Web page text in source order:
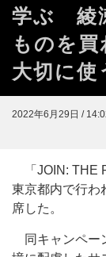
学ぶ 綾
ものを買
大切に使
2022年6月29日 /
「JOIN: THE
東京都内で行わ
席した。
同キャンペー